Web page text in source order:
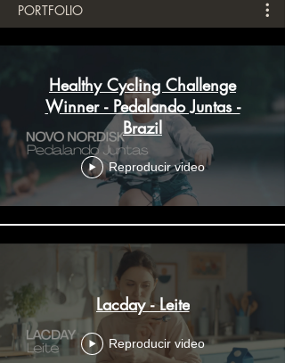
PORTFOLIO
Healthy Cycling Challenge
Winner - Pedalando Juntas -
Brazil
Reproducir video
Lacday - Leite
Reproducir video